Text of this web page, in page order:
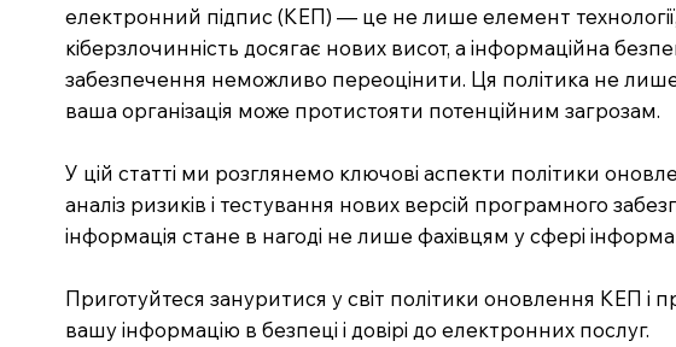
електронний підпис (КЕП) — це не лише елемент
кіберзлочинність досягає нових висот, а інформаційна
забезпечення неможливо переоцінити. Ця політика не
ваша організація може протистояти потенційним загрозам.
У цій статті ми розглянемо ключові аспекти політики
аналіз ризиків і тестування нових версій програмного
інформація стане в нагоді не лише фахівцям у сфері
Приготуйтеся зануритися у світ політики оновлення КЕП і
вашу інформацію в безпеці і довірі до електронних послуг.